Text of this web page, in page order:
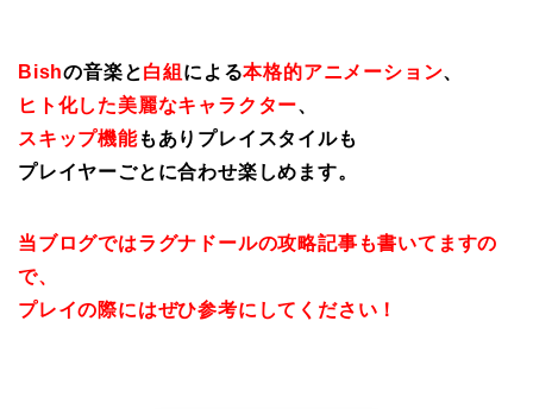
Bishの音楽と白組 による本格的アニメーション、
ヒト化した美麗なキャラクター、
スキップ機能もありプレイスタイルも
プレイヤーごとに合わせ楽しめます。
当ブログではラグナドールの攻略記事も書いてますの
で、
プレイの際にはぜひ参考にしてください！